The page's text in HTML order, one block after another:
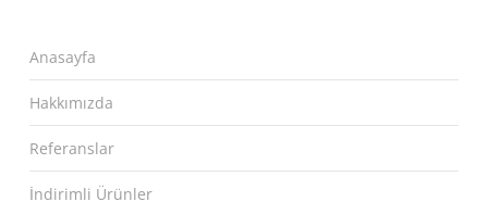
Anasayfa
Hakkımızda
Referanslar
İndirimli Ürünler